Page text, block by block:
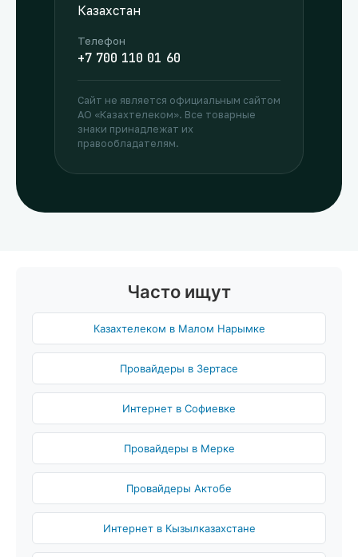
Казахстан
Телефон
+7 700 110 01 60
Сайт не является официальным сайтом
АО «Казахтелеком». Все товарные
знаки принадлежат их
правообладателям.
Часто ищут
Казахтелеком в Малом Нарымке
Провайдеры в Зертасе
Интернет в Софиевке
Провайдеры в Мерке
Провайдеры Актобе
Интернет в Кызылказахстане